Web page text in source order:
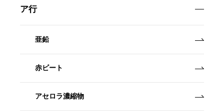
ア行
亜鉛
赤ビート
アセロラ濃縮物